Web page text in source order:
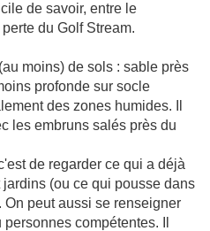
de savoir, entre le
du Golf Stream.
moins) de sols : sable près
profonde sur socle
des zones humides. Il
les embruns salés près du
de regarder ce qui a déjà
(ou ce qui pousse dans
On peut aussi se renseigner
compétentes. Il